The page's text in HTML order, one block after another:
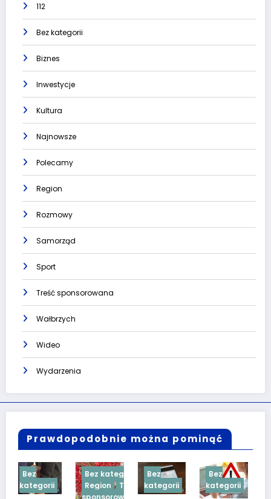
112
Bez kategorii
Biznes
Inwestycje
Kultura
Najnowsze
Polecamy
Region
Rozmowy
Samorząd
Sport
Treść sponsorowana
Wałbrzych
Wideo
Wydarzenia
Prawdopodobnie można pominąć
Bez kategorii
Region
Treść
sponsorowana
Bez
kategorii
Bez
kategorii
Bez
kategorii